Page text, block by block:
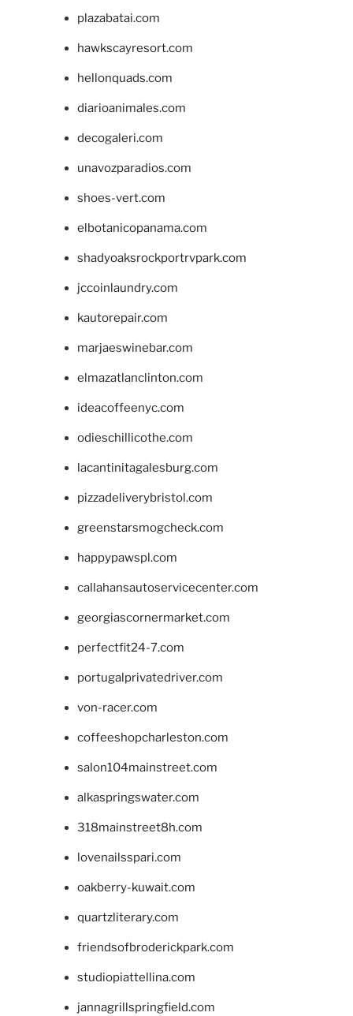
plazabatai.com
hawkscayresort.com
hellonquads.com
diarioanimales.com
decogaleri.com
unavozparadios.com
shoes-vert.com
elbotanicopanama.com
shadyoaksrockportrvpark.com
jccoinlaundry.com
kautorepair.com
marjaeswinebar.com
elmazatlanclinton.com
ideacoffeenyc.com
odieschillicothe.com
lacantinitagalesburg.com
pizzadeliverybristol.com
greenstarsmogcheck.com
happypawspl.com
callahansautoservicecenter.com
georgiascornermarket.com
perfectfit24-7.com
portugalprivatedriver.com
von-racer.com
coffeeshopcharleston.com
salon104mainstreet.com
alkaspringswater.com
318mainstreet8h.com
lovenailsspari.com
oakberry-kuwait.com
quartzliterary.com
friendsofbroderickpark.com
studiopiattellina.com
jannagrillspringfield.com